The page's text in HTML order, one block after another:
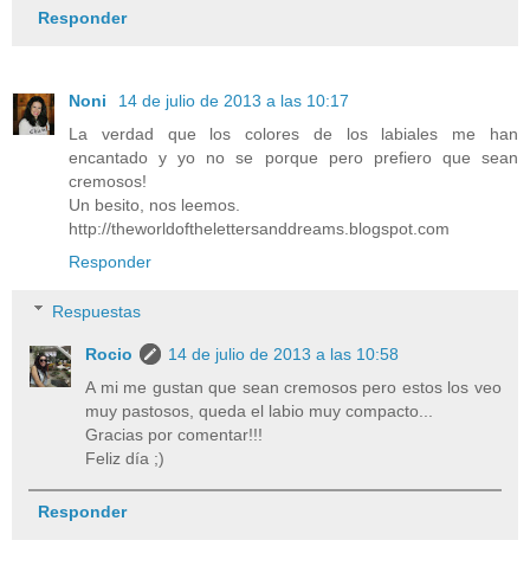
Responder
Noni
14 de julio de 2013 a las 10:17
La verdad que los colores de los labiales me han
encantado y yo no se porque pero prefiero que sean
cremosos!
Un besito, nos leemos.
http://theworldofthelettersanddreams.blogspot.com
Responder
Respuestas
Rocio
14 de julio de 2013 a las 10:58
A mi me gustan que sean cremosos pero estos los veo
muy pastosos, queda el labio muy compacto...
Gracias por comentar!!!
Feliz día ;)
Responder